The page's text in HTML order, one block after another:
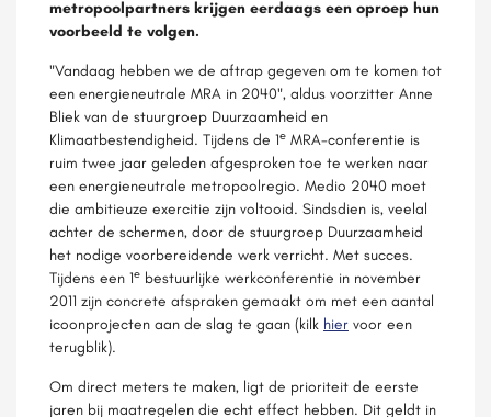
metropoolpartners krijgen eerdaags een oproep hun
voorbeeld te volgen.
"Vandaag hebben we de aftrap gegeven om te komen tot
een energieneutrale MRA in 2040", aldus voorzitter Anne
Bliek van de stuurgroep Duurzaamheid en
Klimaatbestendigheid. Tijdens de 1e MRA-conferentie is
ruim twee jaar geleden afgesproken toe te werken naar
een energieneutrale metropoolregio. Medio 2040 moet
die ambitieuze exercitie zijn voltooid. Sindsdien is, veelal
achter de schermen, door de stuurgroep Duurzaamheid
het nodige voorbereidende werk verricht. Met succes.
Tijdens een 1e bestuurlijke werkconferentie in november
2011 zijn concrete afspraken gemaakt om met een aantal
icoonprojecten aan de slag te gaan (kilk hier voor een
terugblik).
Om direct meters te maken, ligt de prioriteit de eerste
jaren bij maatregelen die echt effect hebben. Dit geldt in